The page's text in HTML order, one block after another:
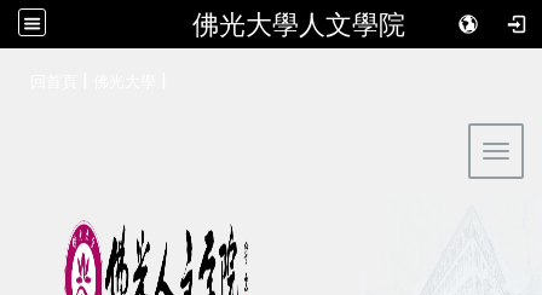
佛光大學人文學院